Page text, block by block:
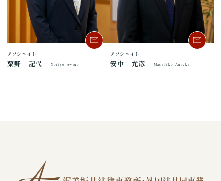
アソシエイト
粟野 記代 Noriyo Awano
アソシエイト
安中 允彦 Masahiko Annaka